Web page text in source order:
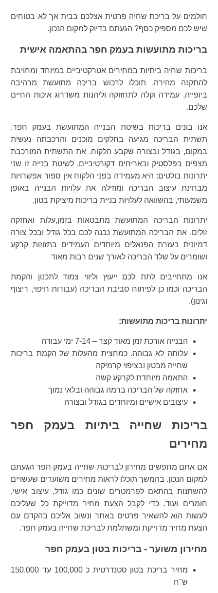
חולמים על בריכת שחיה פרטית אצלכם בבית אך לא בטוחים
שיש לכם מספיק כסף? הגעתם בדיוק למקום הנכון.
בריכות מתועשות בעמק חפר בהתאמה אישית
בריכות שחיה ביתיות במחירים אטרקטיביים במיוחד ומחויבת
להתקנה מהירה. תוכלו לרכוש בריכה מתועשת מרהיבה
ביופייה, עמידה וקלה לתחזוקה וליהנות משדרוג איכות החיים
שלכם.
אנו בונים בריכות בשיטת הבנייה המתועשת בעמק חפר.
תשתית הבריכה מגיעה בחלקים מוכנים והרכבתה נעשית
במקום, בגודל ובצורה שקבע הלקוח. את התשתית המורכבת
מצפים בפלסטיק ובאריחים דקורטיביים. לשיטת בנייה זו שני
יתרונות בולטים: היא מעמידה בפני הלקוח אין ספור אפשרויות
מבחינת עיצוב הבריכה ומוזילה את עלויות הבנייה באופן
משמעותי, בהשוואה לעלויות בניית בריכות מיציקת בטון.
יתרונות הבריכה המתועשת מתבטאות בזמן,עלות ואחזקה
זולים. את הבריכה המתועשת נבנה לכם בכל גודל ובכל צורה
דמיונית בעזרת הפנאלים מיוחדים העמידים בתזוזות קרקע
ושומרים על שלד הבריכה לאורך שנים רבות מאוד
אנו מתחייבים לתת לכם ייעוץ וליווי צמוד לתכנון והקמת
הבריכה וכמו כן לפיתוח סביבת הבריכה (עבודות חיפוי, ריצוף
וגינון).
יתרונות בריכות מתועשות:
הבנייה אורכת זמן מאוד קצר – 7-14 ימי עבודה
עלותה לא גבוהה. כמחצית מהעלות של הקמת בריכות
שחייה מבטון ובציפוי קרמיקה
התאמה מיוחדת לקרקע קשה
אחזקה של הבריכה ברמה גבוהה ובלאי נמוך
עיצובים אישיים ומיוחדים בגודל ובצורה
בריכות שחייה ביתיות בעמק חפר
מחירים
אם אתם מחפשים מחירון לבריכות שחייה בעמק חפר הגעתם
למקום הנכון. בהמשך תוכלו לראות מחירים משוערים שעשויים
להשתנות בהתאם לפרמטרים שונים כמו גודל, עיצוב אישי,
חומרים ועוד. כדי לקבל הצעת מחיר מדוייקת כל שעליכם
לעשות הוא להשאיר פרטים באתר ונשוב אליכם בהקדם עם
הצעת מחיר מדוייקת ומשתלמת לבריכת שחייה בעמק חפר.
מחירון משוער - בריכות בטון בעמק חפר
מחיר בריכת בטון סטנדרטית כ 100,000 עד 150,000
ש"ח